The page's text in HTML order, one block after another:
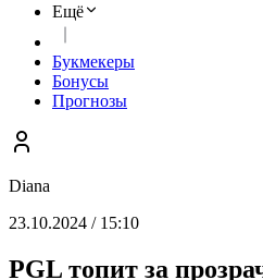
Ещё
Букмекеры
Бонусы
Прогнозы
Diana
23.10.2024 / 15:10
PGL топит за